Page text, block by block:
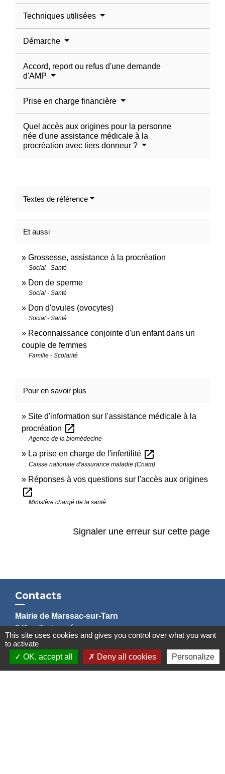
Techniques utilisées
Démarche
Accord, report ou refus d'une demande
d'AMP
Prise en charge financière
Quel accès aux origines pour la personne
née d'une assistance médicale à la
procréation avec tiers donneur ?
Textes de référence
Et aussi
Grossesse, assistance à la procréation
Social - Santé
Don de sperme
Social - Santé
Don d'ovules (ovocytes)
Social - Santé
Reconnaissance conjointe d'un enfant dans un
couple de femmes
Famille - Scolarité
Pour en savoir plus
Site d'information sur l'assistance médicale à la
procréation open_in_new
Agence de la biomédecine
La prise en charge de l'infertilité open_in_new
Caisse nationale d'assurance maladie (Cnam)
Réponses à vos questions sur l'accès aux origines
open_in_new
Ministère chargé de la santé
Signaler une erreur sur cette page
Contacts
Mairie de Marssac-sur-Tarn
2 Rue Tonimarié
81150 Marssac-sur-Tarn - FRANCE
+33 5 63 55 40 47
accueil@marssac-sur-tarn.fr
This site uses cookies and gives you control over what you want
to activate
OK, accept all
Deny all cookies Personalize